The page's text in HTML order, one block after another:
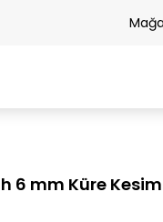
6 mm Küre